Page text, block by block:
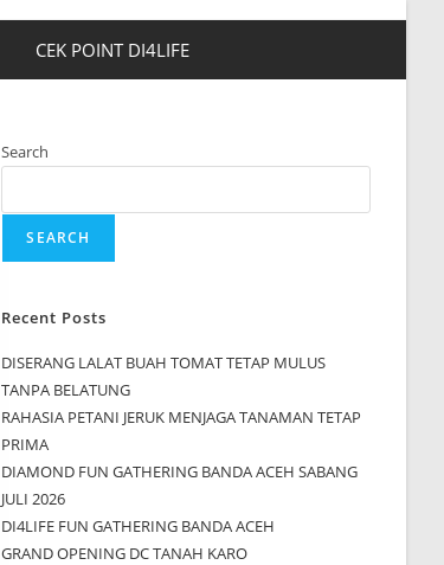
CEK POINT DI4LIFE
Search
SEARCH
Recent Posts
DISERANG LALAT BUAH TOMAT TETAP MULUS
TANPA BELATUNG
RAHASIA PETANI JERUK MENJAGA TANAMAN TETAP
PRIMA
DIAMOND FUN GATHERING BANDA ACEH SABANG
JULI 2026
DI4LIFE FUN GATHERING BANDA ACEH
GRAND OPENING DC TANAH KARO